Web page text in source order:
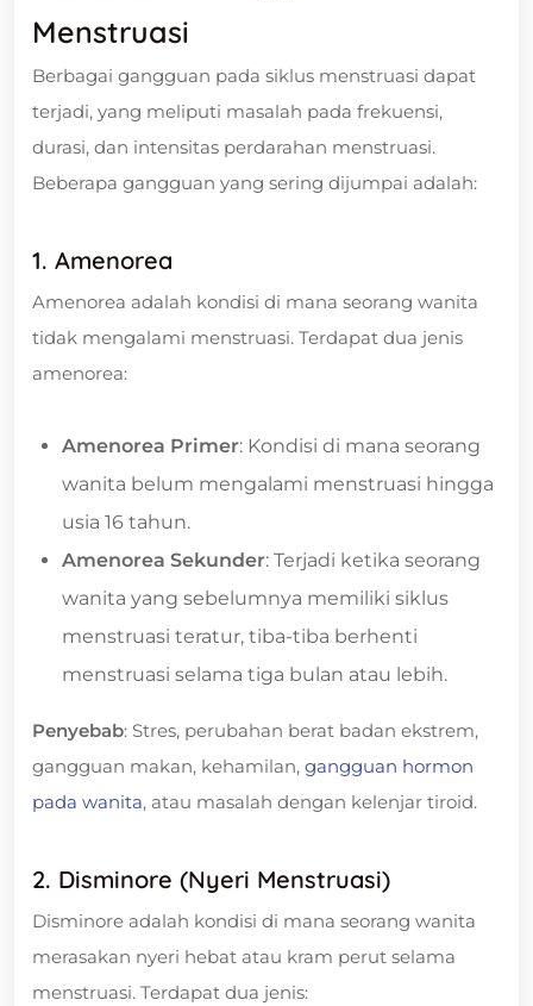
Menstruasi
Berbagai gangguan pada siklus menstruasi dapat
terjadi, yang meliputi masalah pada frekuensi,
durasi, dan intensitas perdarahan menstruasi.
Beberapa gangguan yang sering dijumpai adalah:
1. Amenorea
Amenorea adalah kondisi di mana seorang wanita
tidak mengalami menstruasi. Terdapat dua jenis
amenorea:
Amenorea Primer: Kondisi di mana seorang
wanita belum mengalami menstruasi hingga
usia 16 tahun.
Amenorea Sekunder: Terjadi ketika seorang
wanita yang sebelumnya memiliki siklus
menstruasi teratur, tiba-tiba berhenti
menstruasi selama tiga bulan atau lebih.
Penyebab: Stres, perubahan berat badan ekstrem,
gangguan makan, kehamilan, gangguan hormon
pada wanita, atau masalah dengan kelenjar tiroid.
2. Disminore (Nyeri Menstruasi)
Disminore adalah kondisi di mana seorang wanita
merasakan nyeri hebat atau kram perut selama
menstruasi. Terdapat dua jenis: